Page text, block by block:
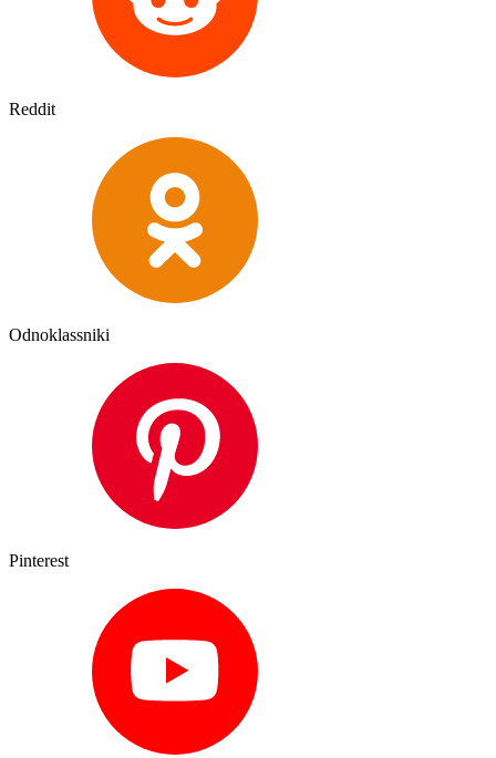
Reddit
Odnoklassniki
Pinterest